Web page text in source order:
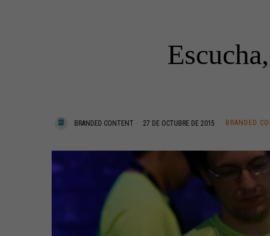
BRANDED CONTENT 27 DE OCTUBRE DE 2015 BRANDED